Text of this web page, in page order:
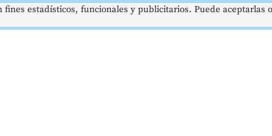
estadísticos, funcionales y publicitarios. Puede aceptarlas